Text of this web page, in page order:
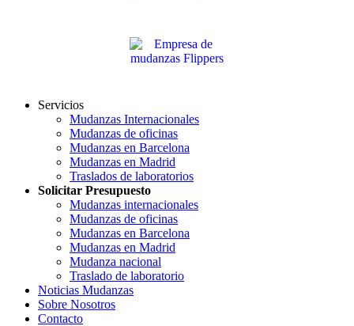
Servicios
Mudanzas Internacionales
Mudanzas de oficinas
Mudanzas en Barcelona
Mudanzas en Madrid
Traslados de laboratorios
Solicitar Presupuesto
Mudanzas internacionales
Mudanzas de oficinas
Mudanzas en Barcelona
Mudanzas en Madrid
Mudanza nacional
Traslado de laboratorio
Noticias Mudanzas
Sobre Nosotros
Contacto